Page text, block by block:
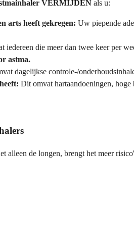
VERMIJDEN als u:
arts heeft gekregen: Uw piepende
iedereen die meer dan twee keer per
astma.
dagelijkse controle-/
Dit omvat hartaandoeningen,
alleen de longen, brengt het meer